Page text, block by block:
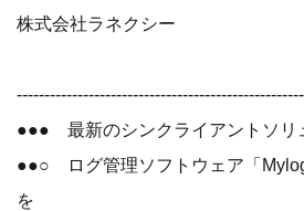
株式会社ラネクシー
●●● 最新のシンクライアントソリ
●●○ ログ管理ソフトウェア「
を